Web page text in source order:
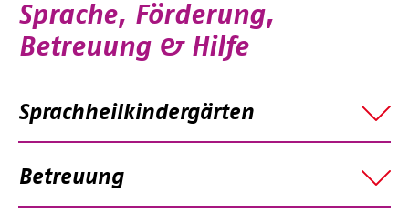
Sprache, Förderung,
Betreuung & Hilfe
Sprachheilkindergärten
Betreuung